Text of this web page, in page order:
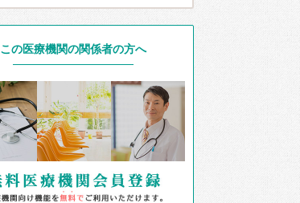
この医療機関の関係者の方へ